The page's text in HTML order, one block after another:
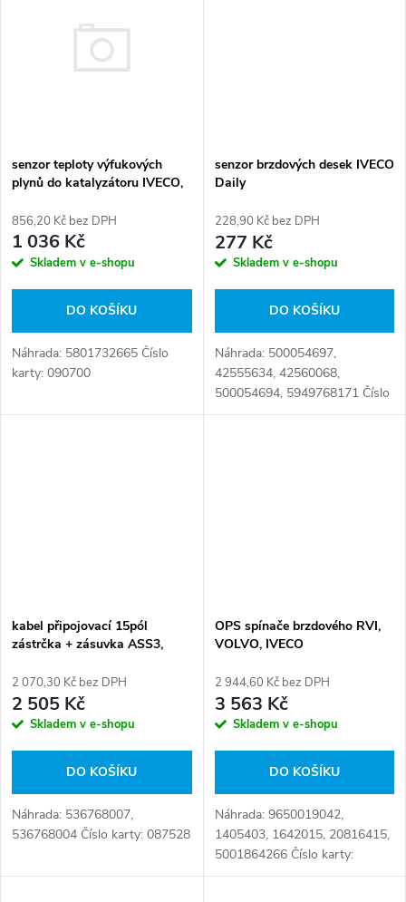
senzor teploty výfukových
plynů do katalyzátoru IVECO,
856,20 Kč bez DPH
1 036 Kč
Skladem v e-shopu
DO KOŠÍKU
Náhrada: 5801732665 Číslo
karty: 090700
senzor brzdových desek IVECO
Daily
228,90 Kč bez DPH
277 Kč
Skladem v e-shopu
DO KOŠÍKU
Náhrada: 500054697,
42555634, 42560068,
500054694, 5949768171 Číslo
karty: 106783
kabel připojovací 15pól
zástrčka + zásuvka ASS3,
2 070,30 Kč bez DPH
2 505 Kč
Skladem v e-shopu
DO KOŠÍKU
Náhrada: 536768007,
536768004 Číslo karty: 087528
OPS spínače brzdového RVI,
VOLVO, IVECO
2 944,60 Kč bez DPH
3 563 Kč
Skladem v e-shopu
DO KOŠÍKU
Náhrada: 9650019042,
1405403, 1642015, 20816415,
5001864266 Číslo karty:
025008